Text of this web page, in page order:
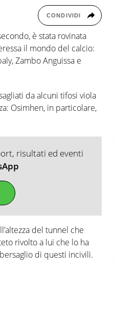
CONDIVIDI
è stata rovinata
il mondo del calcio:
Zambo Anguissa e
da alcuni tifosi viola
Osimhen, in particolare,
risultati ed eventi
del tunnel che
rivolto a lui che lo ha
di questi incivili.